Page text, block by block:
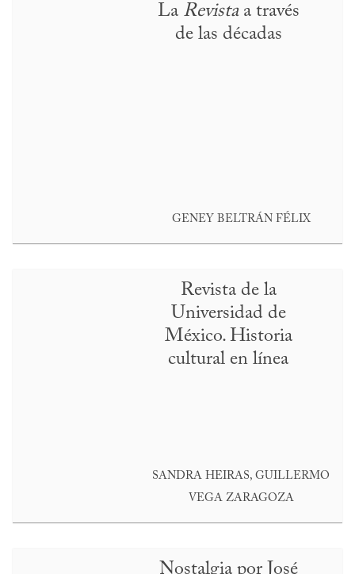
La Revistaa través
de las décadas
GENEY BELTRÁN FÉLIX
Revista de la
Universidad de
México. Historia
cultural en línea
SANDRA HEIRAS, GUILLERMO
VEGA ZARAGOZA
Nostalgia por José